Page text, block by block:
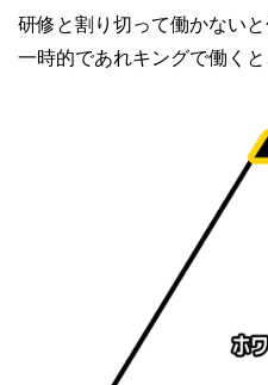
研修と割り切って働かない
一時的であれキングで働く